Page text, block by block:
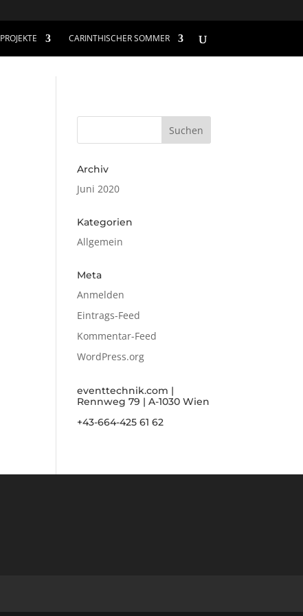
PROJEKTE CARINTHISCHER SOMMER
Archiv
Juni 2020
Kategorien
Allgemein
Meta
Anmelden
Eintrags-Feed
Kommentar-Feed
WordPress.org
eventtechnik.com |
Rennweg 79 | A-1030 Wien
+43-664-425 61 62